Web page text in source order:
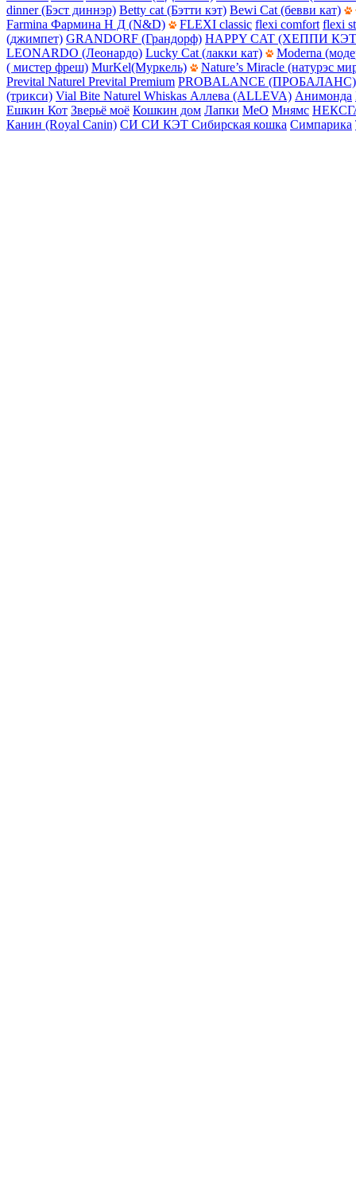
dinner (Бэст диннэр) Betty cat (Бэтти кэт) Bewi Cat (бевви кат)
Farmina Фармина Н Д (N&D)
FLEXI classic flexi comfort flexi
(джимпет) GRANDORF (Грандорф) HAPPY CAT (ХЕППИ
LEONARDO (Леонардо) Lucky Cat (лакки кат)
Moderna
( мистер фреш) MurKel(Муркель)
Nature’s Miracle (натурэс
Prevital Naturel Prevital Premium PROBALANCE (ПРОБАЛАНС)
(трикси) Vial Bite Naturel Whiskas Аллева (ALLEVA) Анимонда
Ешкин Кот Зверьё моё Кошкин дом Лапки МеО Мнямс
Канин (Royal Canin) СИ СИ КЭТ Сибирская кошка Симпарика